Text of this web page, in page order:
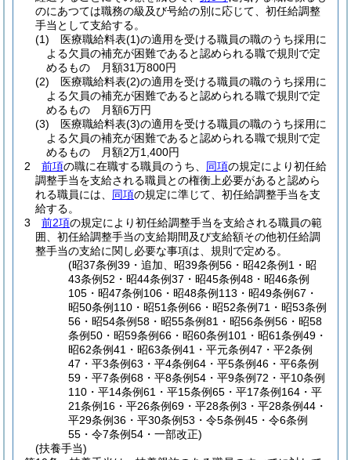
のにあつては職務の級及び号給の別に応じて、初任給調整
手当として支給する。
(1)
医療職給料表(1)の適用を受ける職員の職のうち採用に
よる欠員の補充が困難であると認められる職で規則で定
めるもの 月額31万800円
(2)
医療職給料表(2)の適用を受ける職員の職のうち採用に
よる欠員の補充が困難であると認められる職で規則で定
めるもの 月額6万円
(3)
医療職給料表(3)の適用を受ける職員の職のうち採用に
よる欠員の補充が困難であると認められる職で規則で定
めるもの 月額2万1,400円
2
前項の職に在職する職員のうち、 同項の規定により初任給
調整手当を支給される職員との権衡上必要があると認めら
れる職員には、 同項の規定に準じて、初任給調整手当を支
給する。
3
前2項の規定により初任給調整手当を支給される職員の範
囲、初任給調整手当の支給期間及び支給額その他初任給調
整手当の支給に関し必要な事項は、規則で定める。
(昭37条例39・追加、昭39条例56・昭42条例1・昭
43条例52・昭44条例37・昭45条例48・昭46条例
105・昭47条例106・昭48条例113・昭49条例67・
昭50条例110・昭51条例66・昭52条例71・昭53条例
56・昭54条例58・昭55条例81・昭56条例56・昭58
条例50・昭59条例66・昭60条例101・昭61条例49・
昭62条例41・昭63条例41・平元条例47・平2条例
47・平3条例63・平4条例64・平5条例46・平6条例
59・平7条例68・平8条例54・平9条例72・平10条例
110・平14条例61・平15条例65・平17条例164・平
21条例16・平26条例69・平28条例3・平28条例44・
平29条例36・平30条例53・令5条例45・令6条例
55・令7条例54・一部改正)
(扶養手当)